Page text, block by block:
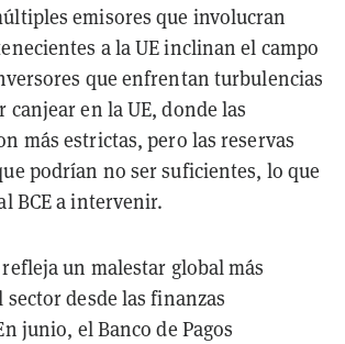
emisores que involucran
a la UE inclinan el campo
que enfrentan turbulencias
en la UE, donde las
más estrictas, pero las reservas
podrían no ser suficientes, lo que
BCE a intervenir.
un malestar global más
desde las finanzas
junio, el Banco de Pagos